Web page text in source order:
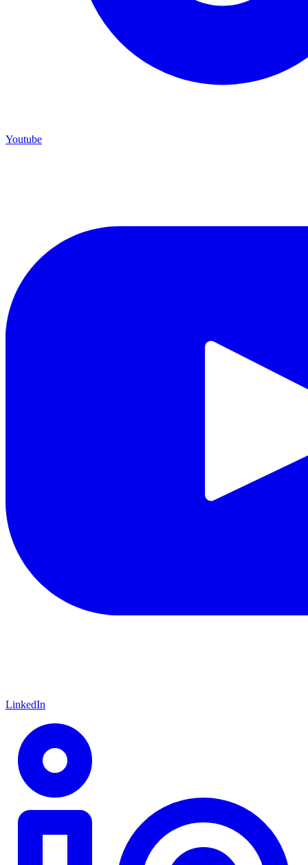
Youtube
LinkedIn